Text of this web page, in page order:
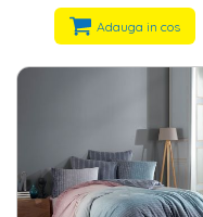
Adauga in cos